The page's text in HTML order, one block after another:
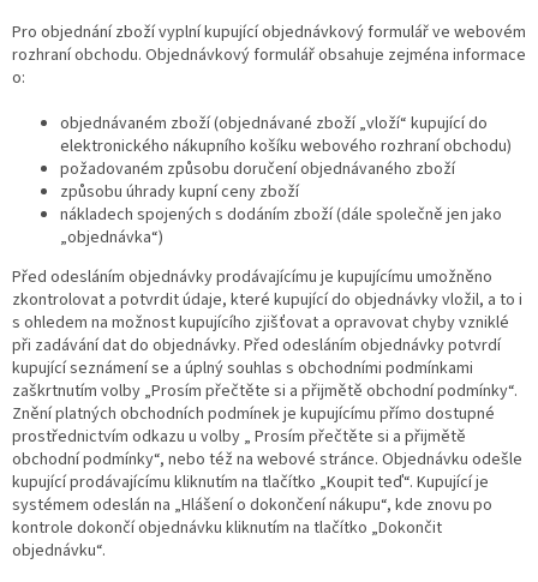
Pro objednání zboží vyplní kupující objednávkový formulář ve webovém
rozhraní obchodu. Objednávkový formulář obsahuje zejména informace
o:
objednávaném zboží (objednávané zboží „vloží“ kupující do
elektronického nákupního košíku webového rozhraní obchodu)
požadovaném způsobu doručení objednávaného zboží
způsobu úhrady kupní ceny zboží
nákladech spojených s dodáním zboží (dále společně jen jako
„objednávka“)
Před odesláním objednávky prodávajícímu je kupujícímu umožněno
zkontrolovat a potvrdit údaje, které kupující do objednávky vložil, a to i
s ohledem na možnost kupujícího zjišťovat a opravovat chyby vzniklé
při zadávání dat do objednávky. Před odesláním objednávky potvrdí
kupující seznámení se a úplný souhlas s obchodními podmínkami
zaškrtnutím volby „Prosím přečtěte si a přijmětě obchodní podmínky“.
Znění platných obchodních podmínek je kupujícímu přímo dostupné
prostřednictvím odkazu u volby „ Prosím přečtěte si a přijmětě
obchodní podmínky“, nebo též na webové stránce. Objednávku odešle
kupující prodávajícímu kliknutím na tlačítko „Koupit teď“. Kupující je
systémem odeslán na „Hlášení o dokončení nákupu“, kde znovu po
kontrole dokončí objednávku kliknutím na tlačítko „Dokončit
objednávku“.